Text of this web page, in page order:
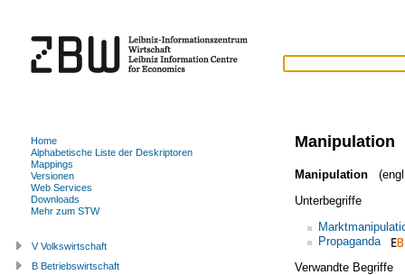
Manipulation
Manipulation
Unterbegriffe
Propaganda
Verwandte Begriffe
Home
Alphabetische Liste der Deskriptoren
Mappings
Versionen
Web Services
Downloads
Mehr zum STW
V Volkswirtschaft
B Betriebswirtschaft